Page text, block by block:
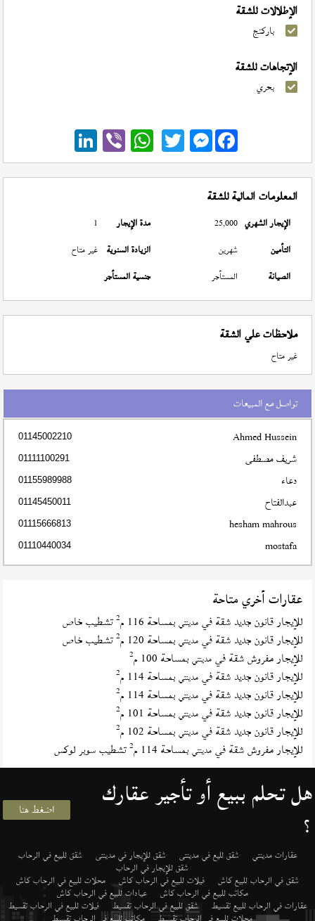
الإطلالات للشقة
باركنج
الإتجاهات للشقة
بحري
Messenger
المعلومات المالية للشقة
الإيجار الشهري 25,000 مدة الإيجار
1
التأمين
شهرين الزيادة السنوية غير متاح
الصيانة
المستأجر جنسية المستأجر
ملاحظات علي الشقة
غير متاح
تواصل مع المبيعات
Ahmed Hussein
01145002210
شريف مصطفى 01111100291
دعاء 01155989988
عبدالفتاح 01145450011
hesham mahrous
01115666813
mostafa
01110440034
عقارات أخري متاحة
للإيجار قانون جديد شقة فيمدينتي بمساحة 116 م 2تشطيب خاص
للإيجار قانون جديد شقة فيمدينتي بمساحة 120 م 2تشطيب خاص
للإيجار مفروش شقة فيمدينتي بمساحة 100 م 2
للإيجار قانون جديد شقة فيمدينتي بمساحة 114 م 2
للإيجار قانون جديد شقة فيمدينتي بمساحة 114 م 2
للإيجار قانون جديد شقة فيمدينتي بمساحة 101 م 2
للإيجار قانون جديد شقة فيمدينتي بمساحة 102 م 2
للإيجار مفروش شقة فيمدينتي بمساحة 114 م 2تشطيب سوبر لوكس
هل تحلم ببيع أو تأجير عقارك
؟ اضغط هنا
عقارات مدينتي شقق لليع في مدينتى شقق للإيجار في مدينتى شقق للبيع في الرحاب
شقق للإيجار في الرحاب
شقق في الرحاب للبيع كاش فيلات للبيع في الرحاب كاش محلات للبيع في الرحاب كاش
مكاتب للبيع في الرحاب كاش عيادات للبيع في الرحاب كاش
عقارات في الرحاب للبيع تقسيط شقق للبيع في الرحاب تقسيط فيلات للبيع في الرحاب تقسيط